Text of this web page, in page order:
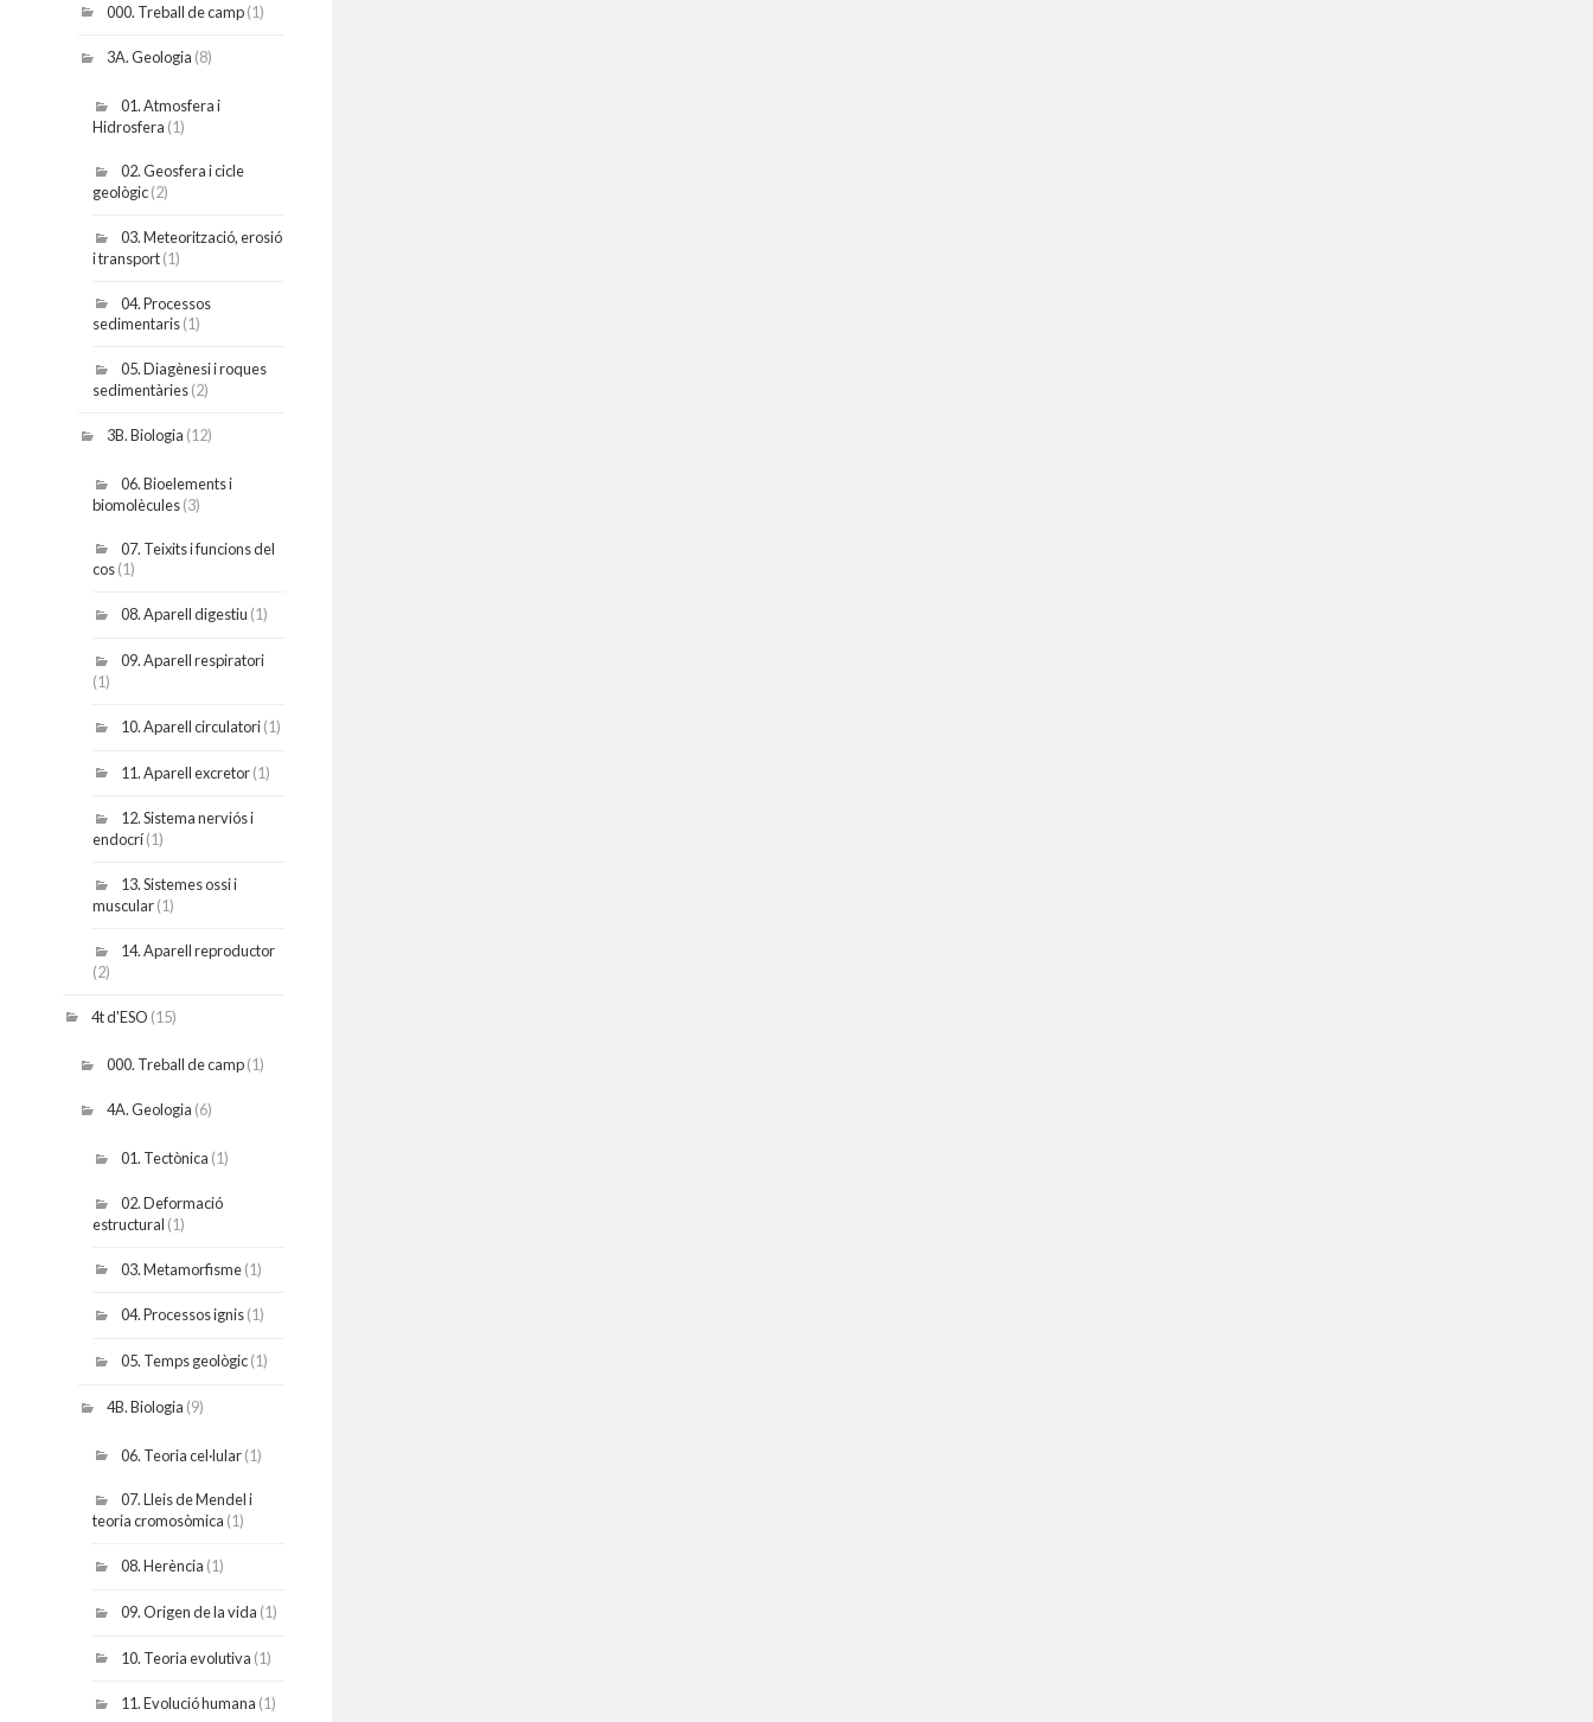
000. Treball de camp(1)
3A. Geologia (8)
01. Atmosfera i
Hidrosfera (1)
02. Geosfera i cicle
geològic(2)
03. Meteorització, erosió
i transport(1)
04. Processos
sedimentaris(1)
05. Diagènesi i roques
sedimentàries(2)
3B. Biologia (12)
06. Bioelements i
biomolècules(3)
07. Teixits i funcions del
cos(1)
08. Aparell digestiu (1)
09. Aparell respiratori
(1)
10. Aparell circulatori(1)
11. Aparell excretor(1)
12. Sistema nerviós i
endocrí(1)
13. Sistemes ossi i
muscular(1)
14. Aparell reproductor
(2)
4t d'ESO (15)
000. Treball de camp(1)
4A. Geologia (6)
01. Tectònica (1)
02. Deformació
estructural (1)
03. Metamorfisme(1)
04. Processos ignis(1)
05. Temps geològic(1)
4B. Biologia (9)
06. Teoria cel·lular(1)
07. Lleis de Mendel i
teoria cromosòmica (1)
08. Herència (1)
09. Origen de la vida (1)
10. Teoria evolutiva (1)
11. Evolució humana (1)